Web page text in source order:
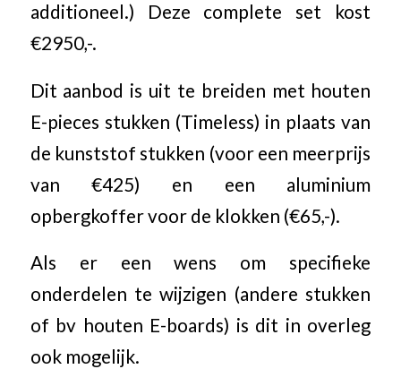
additioneel.) Deze complete set kost
€2950,-.
Dit aanbod is uit te breiden met houten
E-pieces stukken (Timeless) in plaats van
de kunststof stukken (voor een meerprijs
van €425) en een aluminium
opbergkoffer voor de klokken (€65,-).
Als er een wens om specifieke
onderdelen te wijzigen (andere stukken
of bv houten E-boards) is dit in overleg
ook mogelijk.